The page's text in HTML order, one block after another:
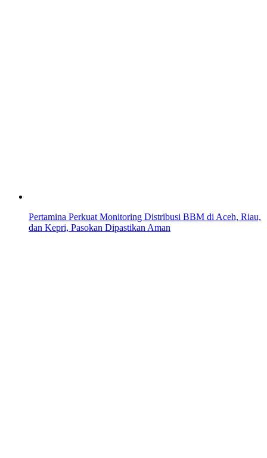
Pertamina Perkuat Monitoring Distribusi BBM di Aceh, Riau,
dan Kepri, Pasokan Dipastikan Aman